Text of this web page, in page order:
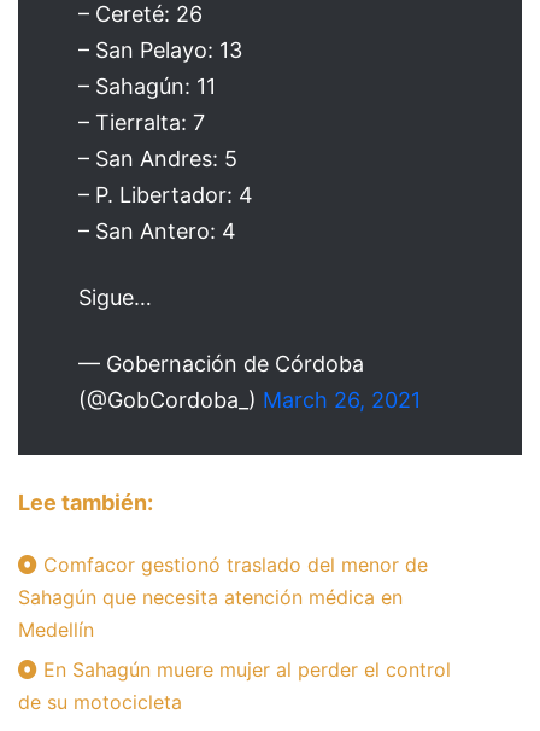
– Cereté: 26
– San Pelayo: 13
– Sahagún: 11
– Tierralta: 7
– San Andres: 5
– P. Libertador: 4
– San Antero: 4
Sigue…
— Gobernación de Córdoba
(@GobCordoba_) March 26, 2021
Lee también:
Comfacor gestionó traslado del menor de
Sahagún que necesita atención médica en
Medellín
En Sahagún muere mujer al perder el control
de su motocicleta